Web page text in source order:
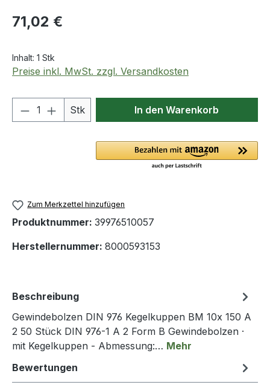
Regulärer Preis:
71,02 €
Inhalt: 1 Stk
Preise inkl. MwSt. zzgl. Versandkosten
Produkt Anzahl: Gib den
Stk In den Warenkorb
Zum Merkzettel hinzufügen
Produktnummer: 39976510057
Herstellernummer: 8000593153
Beschreibung
Gewindebolzen DIN 976 Kegelkuppen BM 10x 150 A
2 50 Stück DIN 976-1 A 2 Form B Gewindebolzen ·
mit Kegelkuppen - Abmessung:… Mehr
Bewertungen